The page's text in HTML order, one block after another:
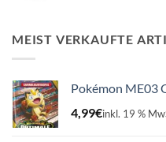
16,99€
MEIST VERKAUFTE
Pokémon ME03
4,99€inkl. 19 %